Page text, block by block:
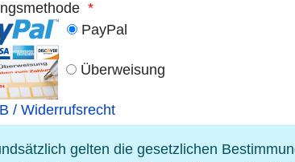
*
PayPal
Überweisung
/ Widerrufsrecht
gelten die gesetzlichen